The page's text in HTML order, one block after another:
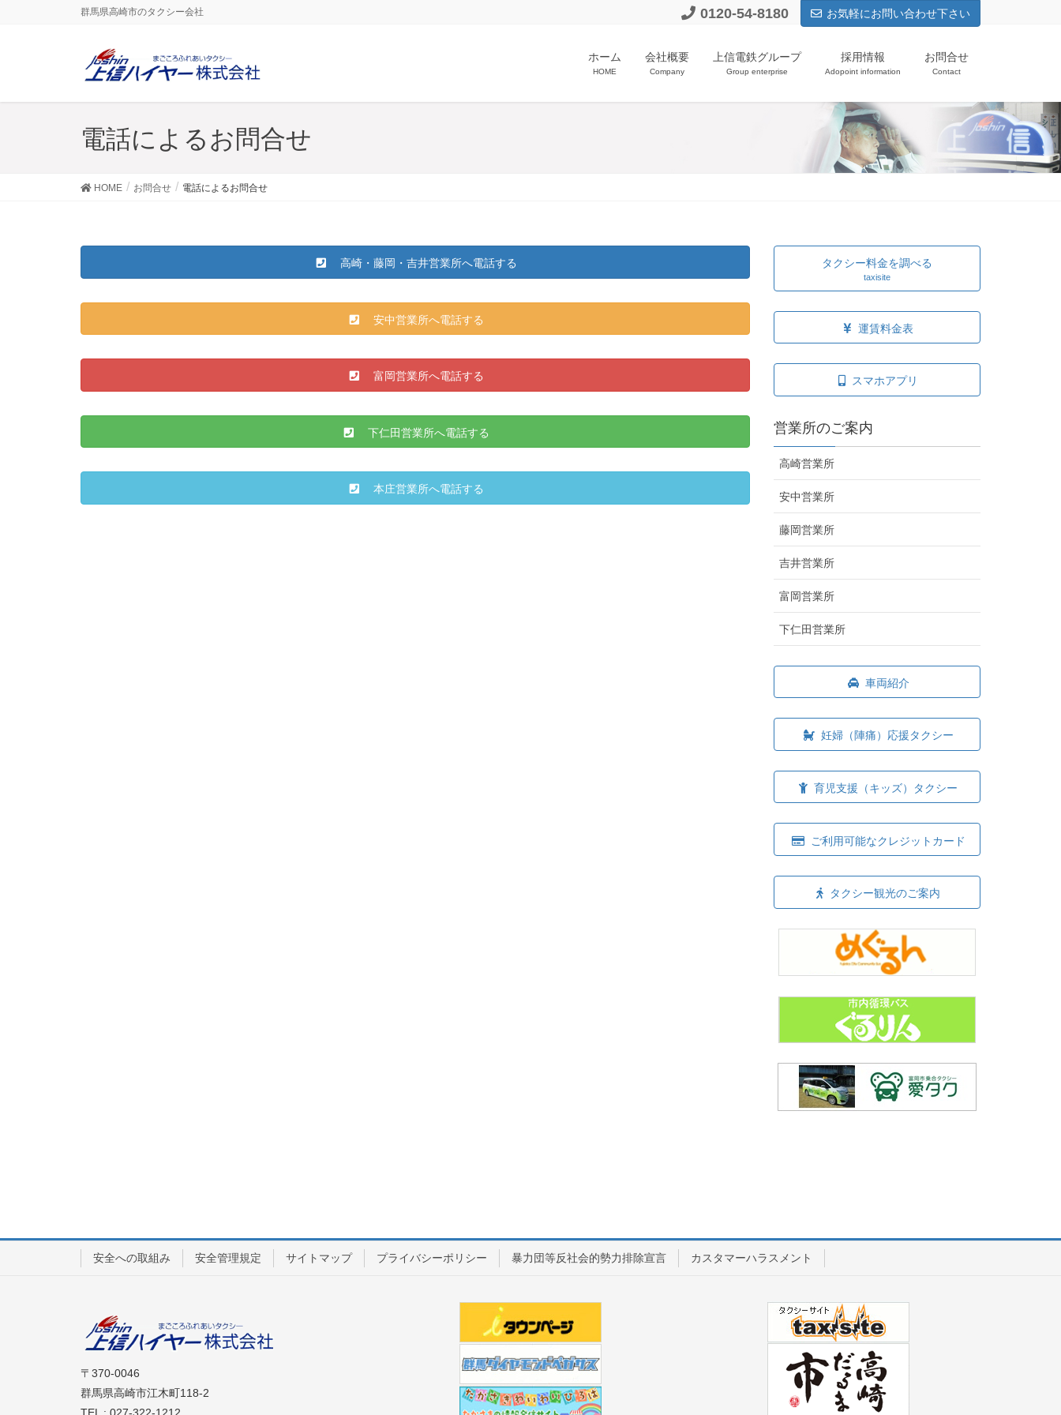
群馬県高崎市のタクシー会社 0120-54-8180 お気軽にお問い合わせ下さい
ホーム
HOME
会社概要
Company
上信電鉄グループ
Group enterprise
採用情報
Adopoint information
お問合せ
Contact
電話によるお問合せ
HOME お問合せ 電話によるお問合せ
高崎・藤岡・吉井営業所へ電話する
安中営業所へ電話する
富岡営業所へ電話する
下仁田営業所へ電話する
本庄営業所へ電話する
タクシー料金を調べる
taxisite
運賃料金表
スマホアプリ
営業所のご案内
高崎営業所
安中営業所
藤岡営業所
吉井営業所
富岡営業所
下仁田営業所
車両紹介
妊婦（陣痛）応援タクシー
育児支援（キッズ）タクシー
ご利用可能なクレジットカード
タクシー観光のご案内
安全への取組み 安全管理規定 サイトマップ プライバシーポリシー 暴力団等反社会的勢力排除宣言 カスタマーハラスメント
〒370-0046
群馬県高崎市江木町118-2